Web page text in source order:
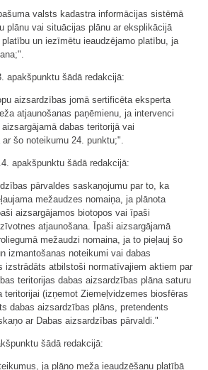
valsts kadastra informācijas sistēmā
plānu vai situācijas plānu ar eksplikācijā
un iezīmētu ieaudzējamo platību, ja
apakšpunktu šādā redakcijā:
aizsardzības jomā sertificēta eksperta
atjaunošanas paņēmienu, ja intervenci
dabas teritorijā vai
šo noteikumu 24. punktu;".
apakšpunktu šādā redakcijā:
pārvaldes saskaņojumu par to, ka
mežaudzes nomaiņa, ja plānota
aizsargājamos biotopos vai īpaši
atjaunošana. Īpaši aizsargājamā
mežaudzi nomaina, ja to pieļauj šo
izmantošanas noteikumi vai dabas
izstrādāts atbilstoši normatīvajiem aktiem par
teritorijas dabas aizsardzības plāna saturu
(izņemot Ziemeļvidzemes biosfēras
dabas aizsardzības plāns, pretendents
ar Dabas aizsardzības pārvaldi."
šādā redakcijā:
ja plāno meža ieaudzēšanu platībā